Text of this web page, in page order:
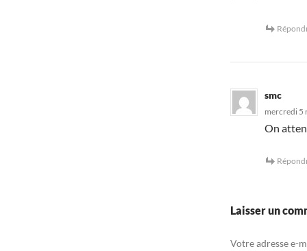
smc
mercredi 5
On
Laisser un
Votre adresse e-